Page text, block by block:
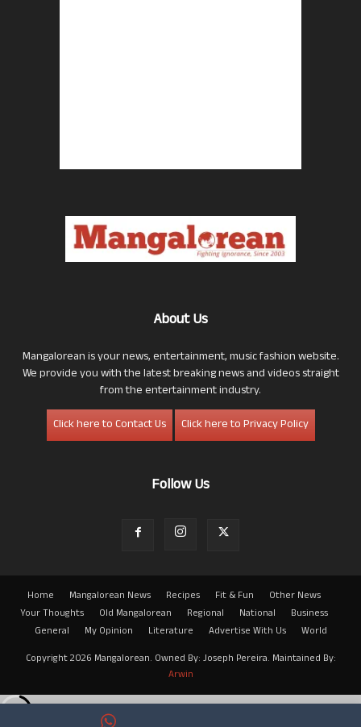
About Us
Mangalorean is your news, entertainment, music fashion website.
We provide you with the latest breaking news and videos straight
from the entertainment industry.
Click here to Contact Us
Click here to Privacy Policy
Follow Us
Home Mangalorean News Recipes Fit & Fun
Other News
Your Thoughts
Old Mangalorean Regional National
Business
General
My Opinion Literature Advertise With Us
World
Copyright 2026 Mangalorean. Owned By: Joseph Pereira. Maintained By:
Arwin